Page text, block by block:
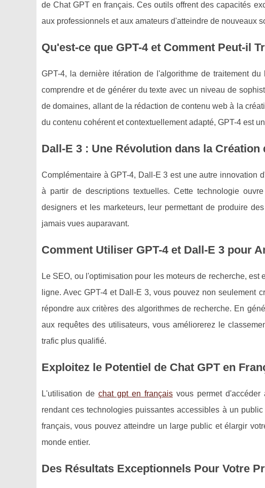
de Chat GPT en français. Ces outils offrent des capacités
aux professionnels et aux amateurs d'atteindre de nouveaux
Qu'est-ce que GPT-4 et Comment Peut-il
GPT-4, la dernière itération de l'algorithme de traitement
comprendre et de générer du texte avec un niveau de
de domaines, allant de la rédaction de contenu web à la
du contenu cohérent et contextuellement adapté, GPT-4 est
Dall-E 3 : Une Révolution dans la Création
Complémentaire à GPT-4, Dall-E 3 est une autre innovation
à partir de descriptions textuelles. Cette technologie
designers et les marketeurs, leur permettant de produire
jamais vues auparavant.
Comment Utiliser GPT-4 et Dall-E 3 pour
Le SEO, ou l'optimisation pour les moteurs de recherche,
ligne. Avec GPT-4 et Dall-E 3, vous pouvez non seulement
répondre aux critères des algorithmes de recherche. En
aux requêtes des utilisateurs, vous améliorerez le
trafic plus qualifié.
Exploitez le Potentiel de Chat GPT en
L'utilisation de chat gpt en français vous permet
rendant ces technologies puissantes accessibles à un
français, vous pouvez atteindre un large public et élargir
monde entier.
Des Résultats Exceptionnels Pour Votre